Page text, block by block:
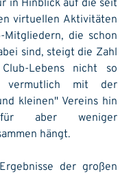
in Hinblick auf die seit
virtuellen Aktivitäten
die schon
sind, steigt die Zahl
Lebens nicht so
vermutlich mit der
kleinen" Vereins hin
aber weniger
hängt.
der großen